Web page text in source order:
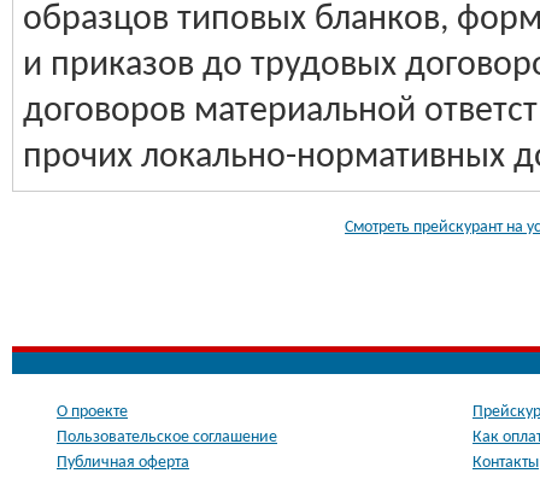
образцов типовых бланков,
и приказов до трудовых
договоров материальной
прочих локально-нормативных
Смотреть прейскурант на
О проекте
Пользовательское соглашение
Публичная оферта
Как
Контакты